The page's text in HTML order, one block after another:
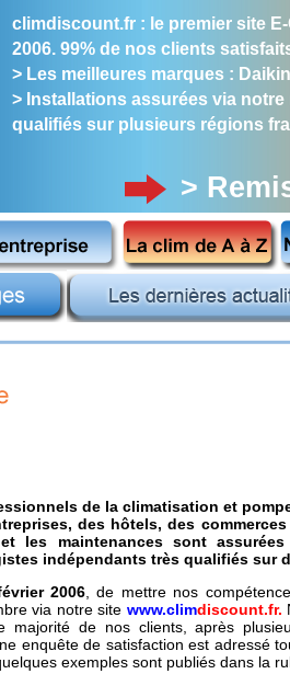
climdiscount.fr : le premier site
2006. 99% de nos clients
> Les meilleures marques :
> Installations assurées via
qualifiés sur plusieurs régions
>
de la climatisation et
des hôtels, des
les maintenances sont
indépendants très qualifiés sur
2006, de mettre nos
via notre site www.climdiscount.fr.
majorité de nos clients, après
enquête de satisfaction est adressé
exemples sont publiés dans la